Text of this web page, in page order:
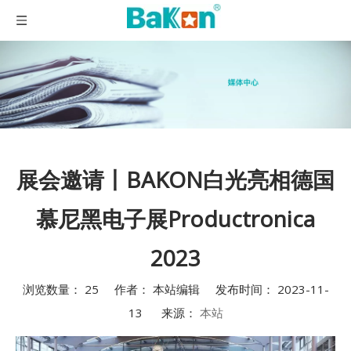
展会邀请丨BAKON白光亮相德国
慕尼黑电子展Productronica
2023
浏览数量： 25 作者： 本站编辑 发布时间： 2023-11-
13 来源： 本站
["wechat","weibo","qzone","douban","email"]